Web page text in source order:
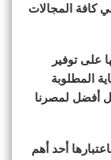
كافة المجالات
على توفير
المطلوبة
أفضل لمصرنا
أحد أهم